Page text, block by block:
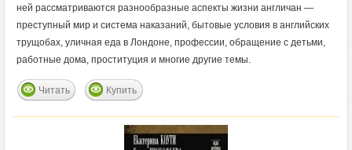
ней рассматриваются разнообразные аспекты жизни англичан —
преступный мир и система наказаний, бытовые условия в английских
трущобах, уличная еда в Лондоне, профессии, обращение с детьми,
работные дома, проституция и многие другие темы.
Читать Купить